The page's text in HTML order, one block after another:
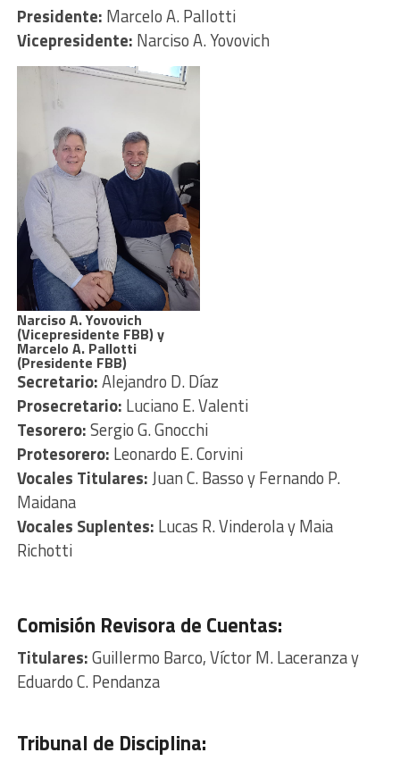
Presidente: Marcelo A. Pallotti
Vicepresidente: Narciso A. Yovovich
Narciso A. Yovovich
(Vicepresidente FBB) y
Marcelo A. Pallotti
(Presidente FBB)
Secretario:Alejandro D. Díaz
Prosecretario: Luciano E. Valenti
Tesorero:Sergio G. Gnocchi
Protesorero: Leonardo E. Corvini
Vocales Titulares:Juan C. Basso y Fernando P.
Maidana
Vocales Suplentes: Lucas R. Vinderola y Maia
Richotti
Comisión Revisora de Cuentas:
Titulares:Guillermo Barco, Víctor M. Laceranza y
Eduardo C. Pendanza
Tribunal de Disciplina: